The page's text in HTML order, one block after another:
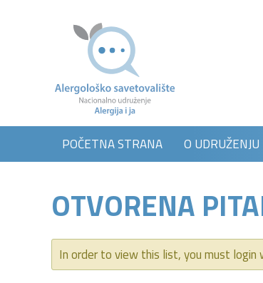
POČETNA STRANA O UDRUŽENJU
OTVORENA
In order to view this list, you must login